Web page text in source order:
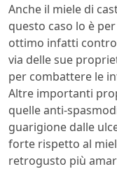
Anche il miele di
questo caso lo è
ottimo infatti contro
via delle sue
per combattere le
Altre importanti
quelle anti-
guarigione dalle
forte rispetto al
retrogusto più